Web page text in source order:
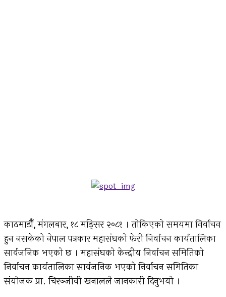
काठमाडौँ, मंगलबार, १८ मङ्सिर २०८१ । तोकिएको समयमा निर्वाचन
हुन नसकेको नेपाल पत्रकार महासंघको फेरी निर्वाचन कार्यतालिका
सार्वजनिक भएको छ । महासंघको केन्द्रीय निर्वाचन समितिको
निर्वाचन कार्यतालिका सार्वजनिक भएको निर्वाचन समितिका
संयोजक प्रा. चिरञ्जीवी खनालले जानकारी दिनुभयो ।